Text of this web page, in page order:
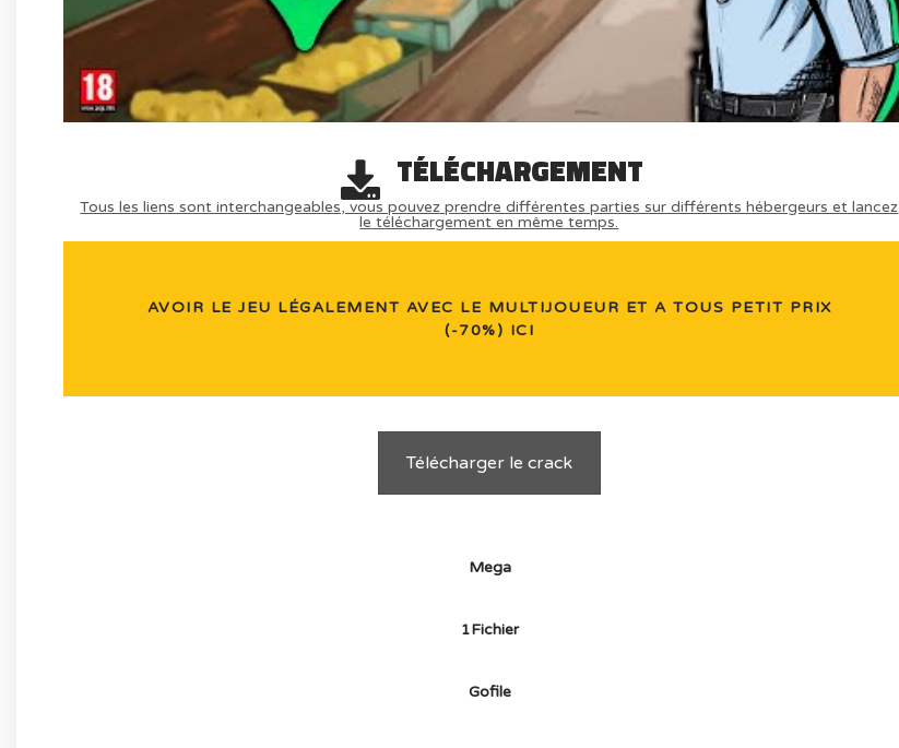
TÉLÉCHARGEMENT
Tous les liens sont interchangeables, vous pouvez prendre différentes parties sur différents hébergeurs et lancez
le téléchargement en même temps.
AVOIR LE JEU LÉGALEMENT AVEC LE MULTIJOUEUR ET A TOUS PETIT PRIX
(-70%) ICI
Télécharger le crack
Mega
1Fichier
Gofile